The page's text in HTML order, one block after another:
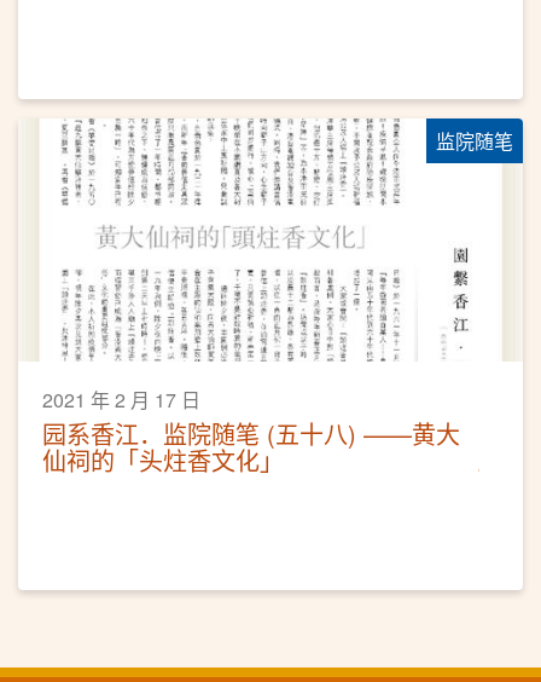
监院随笔
2021 年 2 月 17 日
园系香江．监院随笔 (五十八) ——黄大
仙祠的「头炷香文化」